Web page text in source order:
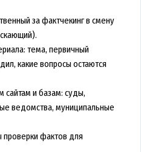
за фактчекинг в смену
тема, первичный
какие вопросы остаются
сайтам и базам: суды,
ведомства, муниципальные
проверки фактов для